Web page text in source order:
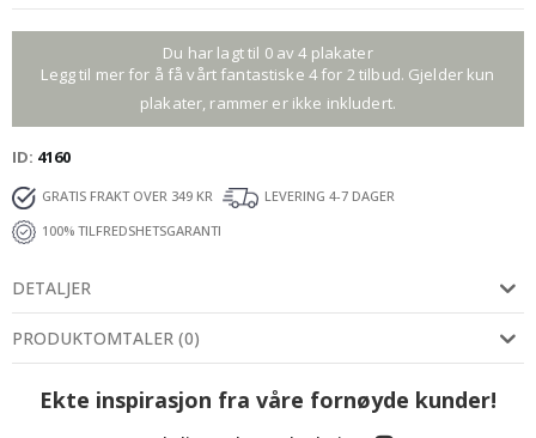
Du har lagt til 0 av 4 plakater
Legg til mer for å få vårt fantastiske 4 for 2 tilbud. Gjelder kun
plakater, rammer er ikke inkludert.
ID 4160
GRATIS FRAKT OVER 349 KR
LEVERING 4-7 DAGER
100% TILFREDSHETSGARANTI
DETALJER
PRODUKTOMTALER (0)
Ekte inspirasjon fra våre fornøyde kunder!